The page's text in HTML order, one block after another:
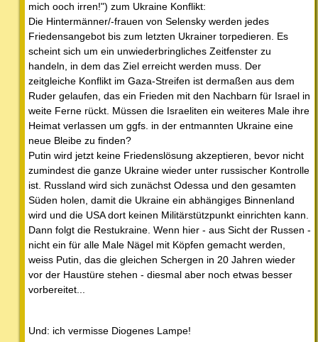
mich ooch irren!") zum Ukraine Konflikt:
Die Hintermänner/-frauen von Selensky werden jedes
Friedensangebot bis zum letzten Ukrainer torpedieren. Es
scheint sich um ein unwiederbringliches Zeitfenster zu
handeln, in dem das Ziel erreicht werden muss. Der
zeitgleiche Konflikt im Gaza-Streifen ist dermaßen aus dem
Ruder gelaufen, das ein Frieden mit den Nachbarn für Israel in
weite Ferne rückt. Müssen die Israeliten ein weiteres Male ihre
Heimat verlassen um ggfs. in der entmannten Ukraine eine
neue Bleibe zu finden?
Putin wird jetzt keine Friedenslösung akzeptieren, bevor nicht
zumindest die ganze Ukraine wieder unter russischer Kontrolle
ist. Russland wird sich zunächst Odessa und den gesamten
Süden holen, damit die Ukraine ein abhängiges Binnenland
wird und die USA dort keinen Militärstützpunkt einrichten kann.
Dann folgt die Restukraine. Wenn hier - aus Sicht der Russen -
nicht ein für alle Male Nägel mit Köpfen gemacht werden,
weiss Putin, das die gleichen Schergen in 20 Jahren wieder
vor der Haustüre stehen - diesmal aber noch etwas besser
vorbereitet...
Und: ich vermisse Diogenes Lampe!